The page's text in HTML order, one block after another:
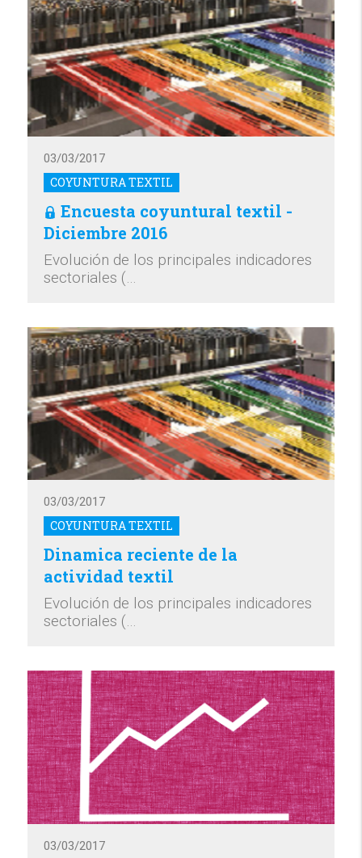
COYUNTURA TEXTIL
03/03/2017
Encuesta coyuntural textil -
Diciembre 2016
Evolución de los principales indicadores
sectoriales (…
COYUNTURA TEXTIL
03/03/2017
Dinamica reciente de la
actividad textil
Evolución de los principales indicadores
sectoriales (…
03/03/2017